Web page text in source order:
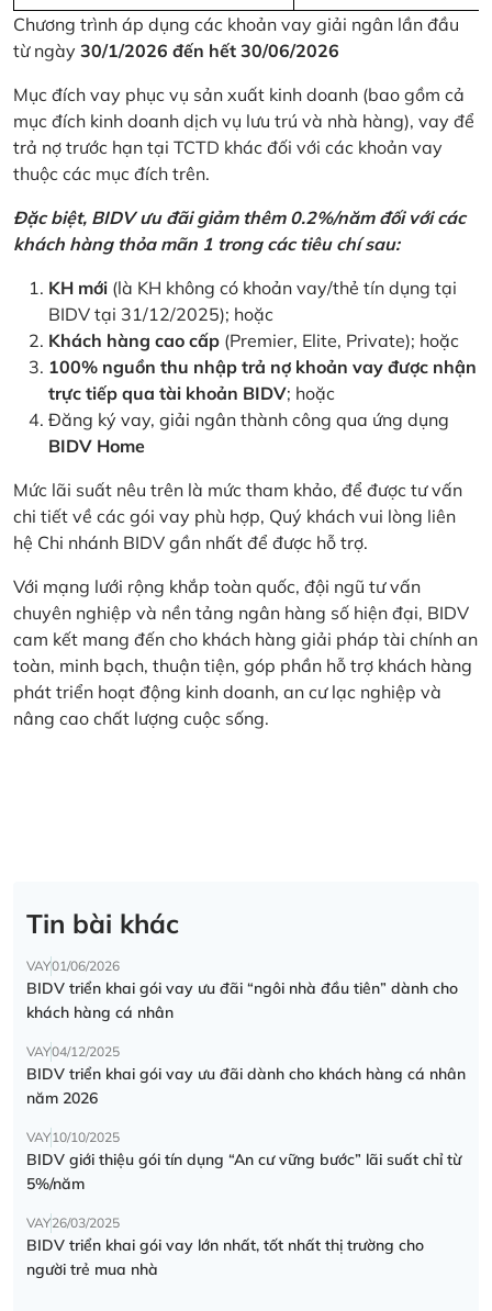
Chương trình áp dụng các khoản vay giải ngân lần đầu
từ ngày 30/1/2026 đến hết 30/06/2026
Mục đích vay phục vụ sản xuất kinh doanh (bao gồm cả
mục đích kinh doanh dịch vụ lưu trú và nhà hàng), vay để
trả nợ trước hạn tại TCTD khác đối với các khoản vay
thuộc các mục đích trên.
Đặc biệt, BIDV ưu đãi giảm thêm 0.2%/năm đối với các
khách hàng thỏa mãn 1 trong các tiêu chí sau:
KH mới (là KH không có khoản vay/thẻ tín dụng tại
BIDV tại 31/12/2025); hoặc
Khách hàng cao cấp (Premier, Elite, Private); hoặc
100% nguồn thu nhập trả nợ khoản vay được nhận
trực tiếp qua tài khoản BIDV; hoặc
Đăng ký vay, giải ngân thành công qua ứng dụng
BIDV Home
Mức lãi suất nêu trên là mức tham khảo, để được tư vấn
chi tiết về các gói vay phù hợp, Quý khách vui lòng liên
hệ Chi nhánh BIDV gần nhất để được hỗ trợ.
Với mạng lưới rộng khắp toàn quốc, đội ngũ tư vấn
chuyên nghiệp và nền tảng ngân hàng số hiện đại, BIDV
cam kết mang đến cho khách hàng giải pháp tài chính an
toàn, minh bạch, thuận tiện, góp phần hỗ trợ khách hàng
phát triển hoạt động kinh doanh, an cư lạc nghiệp và
nâng cao chất lượng cuộc sống.
Tin bài khác
VAY01/06/2026
BIDV triển khai gói vay ưu đãi “ngôi nhà đầu tiên” dành cho
khách hàng cá nhân
VAY04/12/2025
BIDV triển khai gói vay ưu đãi dành cho khách hàng cá nhân
năm 2026
VAY10/10/2025
BIDV giới thiệu gói tín dụng “An cư vững bước” lãi suất chỉ từ
5%/năm
VAY26/03/2025
BIDV triển khai gói vay lớn nhất, tốt nhất thị trường cho
người trẻ mua nhà